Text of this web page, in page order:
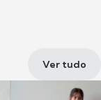
Ver tudo